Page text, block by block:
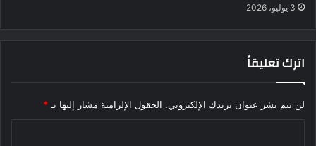
3 يوليو، 2026
اترك تعليقاً
لن يتم نشر عنوان بريدك الإلكتروني. الحقول الإلزامية مشار إليها بـ *